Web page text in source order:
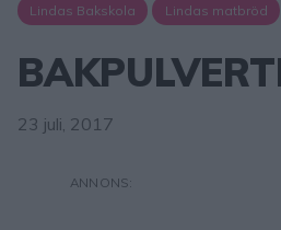
Lindas Bakskola Lindas matbröd
23 juli, 2017